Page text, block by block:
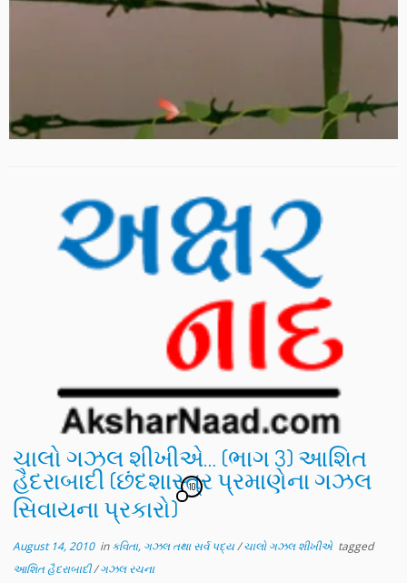
ચાલો ગઝલ શીખીએ… (ભાગ 3) આશિત
હૈદરાબાદી (છંદશાસ્ત્ર પ્રમાણેના ગઝલ
સિવાયના પ્રકારો)
10
August 14, 2010inકવિતા, ગઝલ તથા સર્વ પદ્ય/ચાલો ગઝલ શીખીએ tagged
આશિત હૈદરાબાદી/ગઝલ રચના